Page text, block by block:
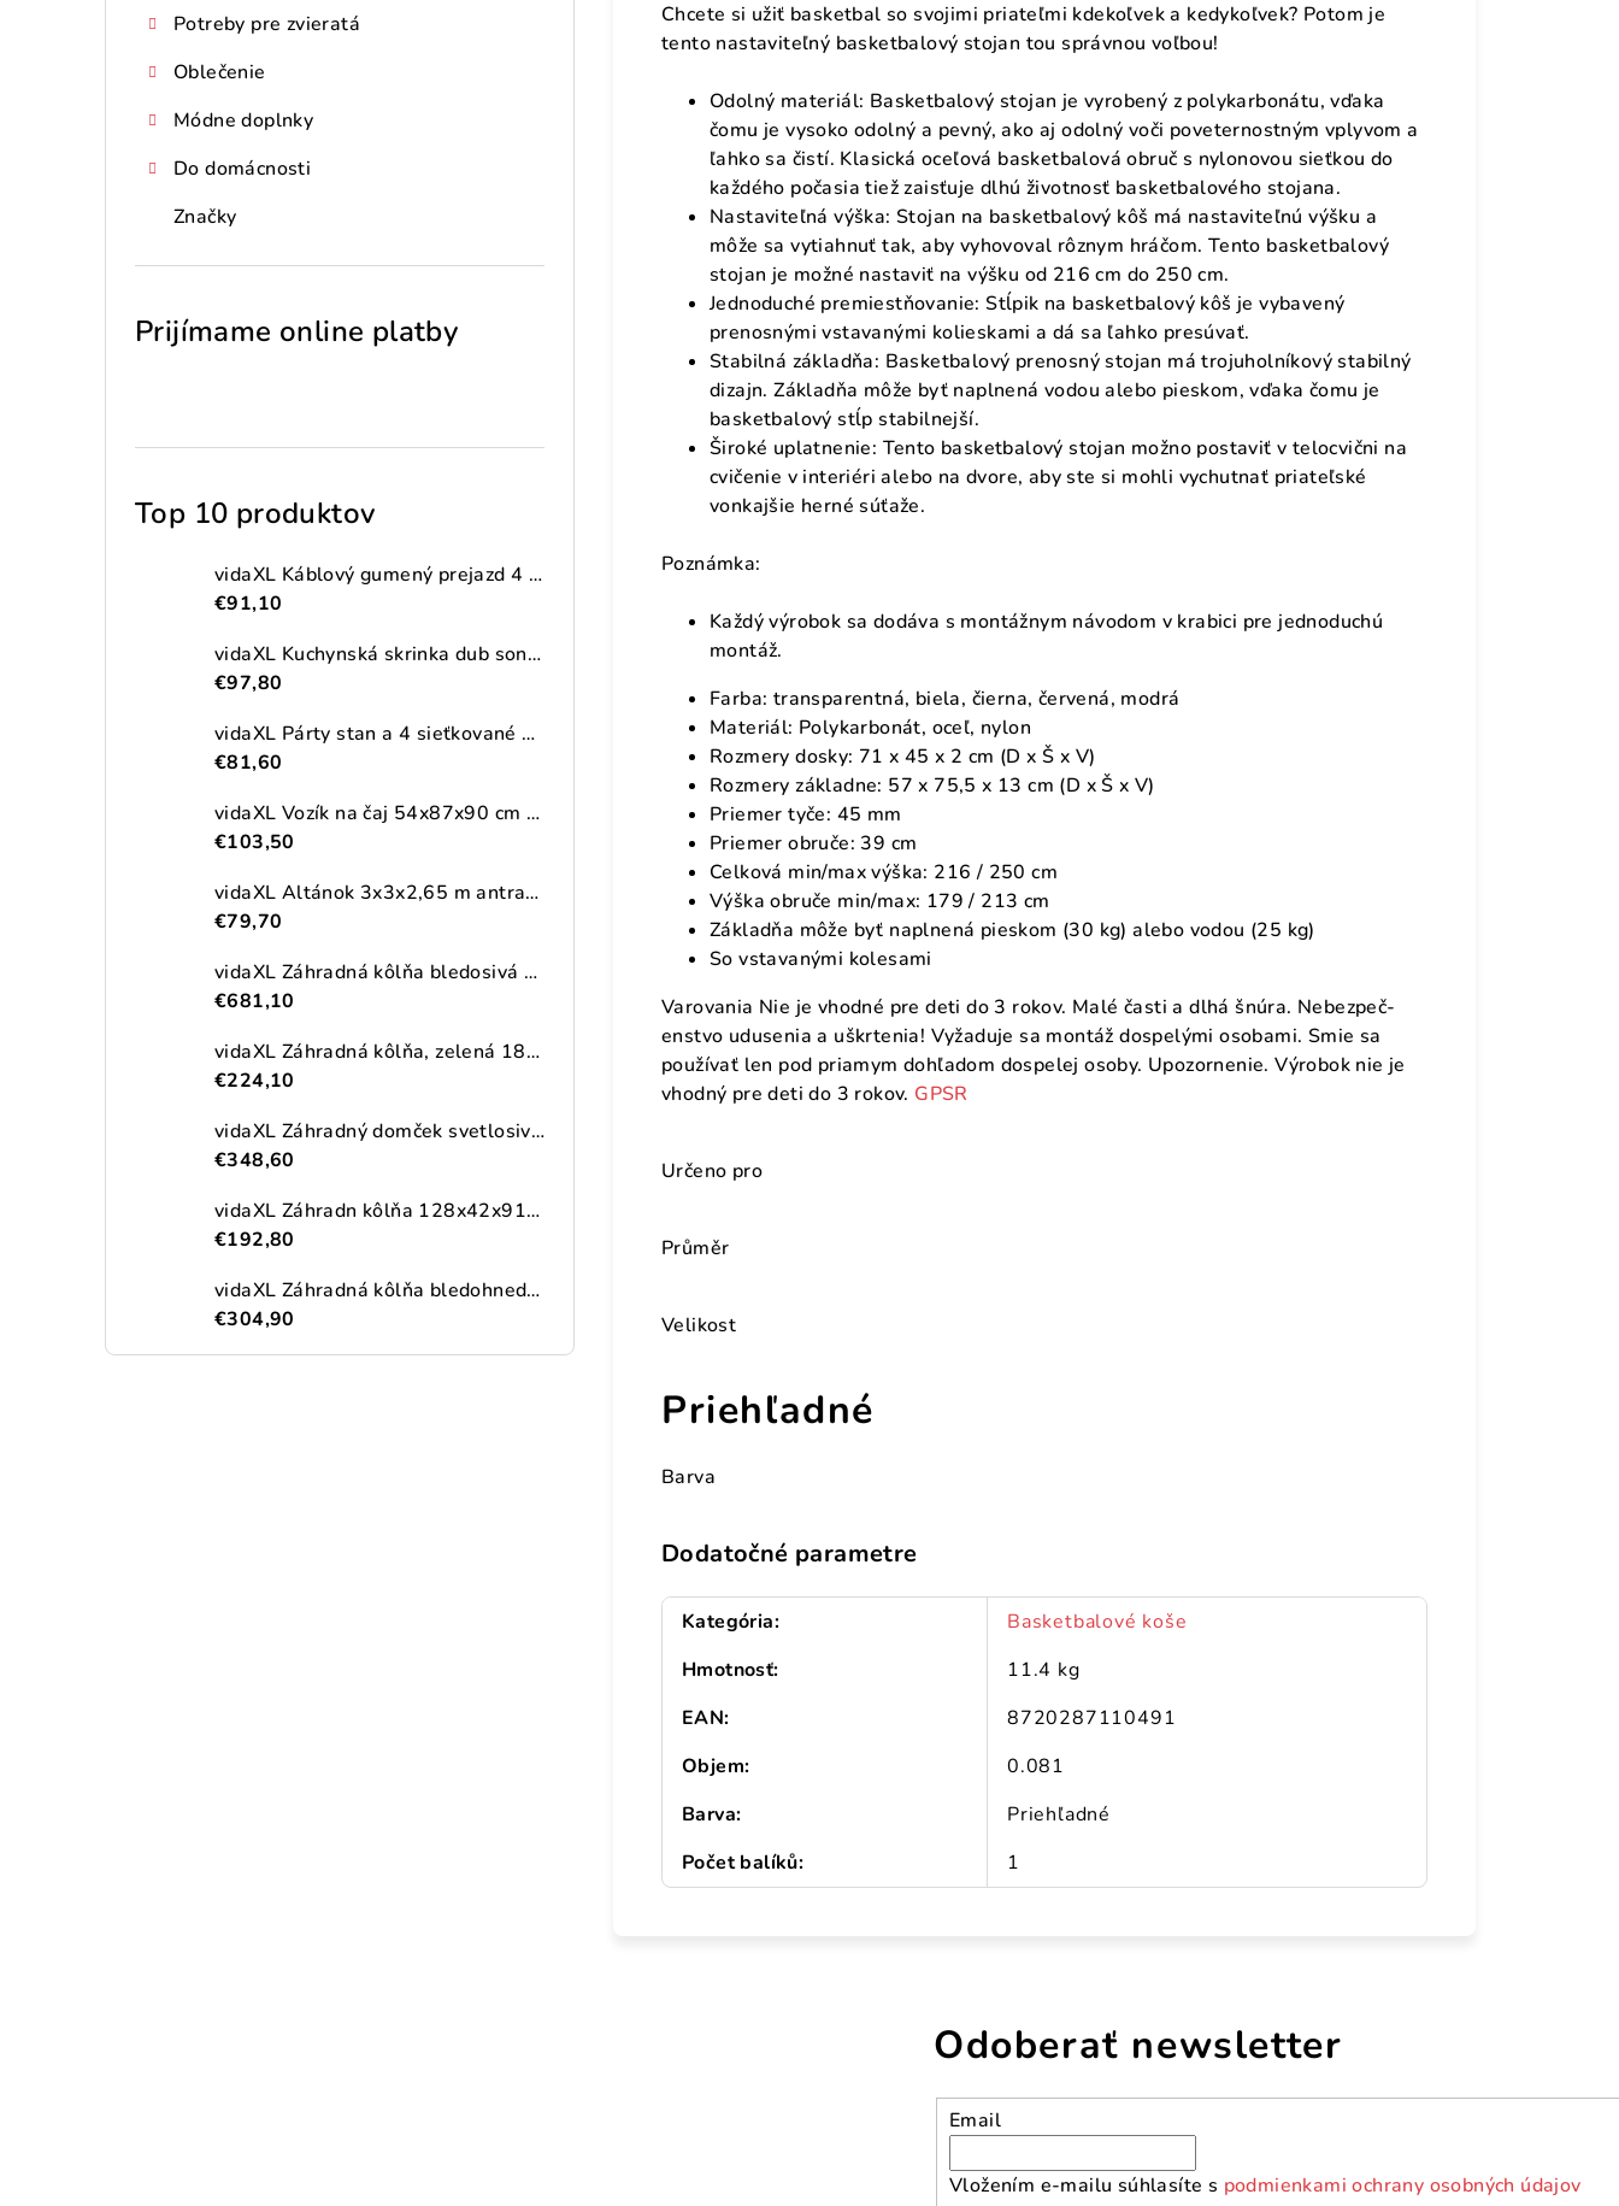
Potreby pre zvieratá
Oblečenie
Módne doplnky
Do domácnosti
Značky
Prijímame online platby
Top 10 produktov
vidaXL Káblový gumený prejazd 4 ks 2-kanálový 101,5 cm
€91,10
vidaXL Kuchynská skrinka dub sonoma 38x41,5x131,5 cm kompozitné drevo
€97,80
vidaXL Párty stan a 4 sieťkované bočné steny antracitový 2,5x2,5m HDPE
€81,60
vidaXL Vozík na čaj 54x87x90 cm masívna akácia
€103,50
vidaXL Altánok 3x3x2,65 m antracitový 180 g/m²
€79,70
vidaXL Záhradná kôlňa bledosivá 192x523x223 cm pozinkovaná oceľ
€681,10
vidaXL Záhradná kôlňa, zelená 180,5x97x209,5 cm, pozinkovaná oceľ
€224,10
vidaXL Záhradný domček svetlosivý 191x215x198 cm pozinkovaná oceľ
€348,60
vidaXL Záhradn kôlňa 128x42x91 cm, drevo
€192,80
vidaXL Záhradná kôlňa bledohnedá 192x191x223 cm pozinkovaná oceľ
€304,90
Chcete si užiť basketbal so svojimi priateľmi kdekoľvek a kedykoľvek? Potom je
tento nastaviteľný basketbalový stojan tou správnou voľbou!
Odolný materiál: Basketbalový stojan je vyrobený z polykarbonátu, vďaka
čomu je vysoko odolný a pevný, ako aj odolný voči poveternostným vplyvom a
ľahko sa čistí. Klasická oceľová basketbalová obruč s nylonovou sieťkou do
každého počasia tiež zaisťuje dlhú životnosť basketbalového stojana.
Nastaviteľná výška: Stojan na basketbalový kôš má nastaviteľnú výšku a
môže sa vytiahnuť tak, aby vyhovoval rôznym hráčom. Tento basketbalový
stojan je možné nastaviť na výšku od 216 cm do 250 cm.
Jednoduché premiestňovanie: Stĺpik na basketbalový kôš je vybavený
prenosnými vstavanými kolieskami a dá sa ľahko presúvať.
Stabilná základňa: Basketbalový prenosný stojan má trojuholníkový stabilný
dizajn. Základňa môže byť naplnená vodou alebo pieskom, vďaka čomu je
basketbalový stĺp stabilnejší.
Široké uplatnenie: Tento basketbalový stojan možno postaviť v telocvični na
cvičenie v interiéri alebo na dvore, aby ste si mohli vychutnať priateľské
vonkajšie herné súťaže.
Poznámka:
Každý výrobok sa dodáva s montážnym návodom v krabici pre jednoduchú
montáž.
Farba: transparentná, biela, čierna, červená, modrá
Materiál: Polykarbonát, oceľ, nylon
Rozmery dosky: 71 x 45 x 2 cm (D x Š x V)
Rozmery základne: 57 x 75,5 x 13 cm (D x Š x V)
Priemer tyče: 45 mm
Priemer obruče: 39 cm
Celková min/max výška: 216 / 250 cm
Výška obruče min/max: 179 / 213 cm
Základňa môže byť naplnená pieskom (30 kg) alebo vodou (25 kg)
So vstavanými kolesami
Varovania Nie je vhodné pre deti do 3 rokov. Malé časti a dlhá šnúra. Nebezpeč-
enstvo udusenia a uškrtenia! Vyžaduje sa montáž dospelými osobami. Smie sa
používať len pod priamym dohľadom dospelej osoby. Upozornenie. Výrobok nie je
vhodný pre deti do 3 rokov. GPSR
Určeno pro
Průměr
Velikost
Priehľadné
Barva
Dodatočné parametre
Kategória:
Basketbalové koše
Hmotnosť:
11.4 kg
EAN:
8720287110491
Objem:
0.081
Barva:
Priehľadné
Počet balíků: 1
Odoberať newsletter
Email
Vložením e-mailu súhlasíte s podmienkami ochrany osobných údajov